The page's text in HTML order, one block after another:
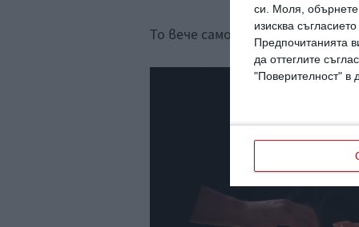
си.
Моля, обърнете
изисква
Предпочитанията
да оттеглите
"Поверителност" в
То вече само може да изследва